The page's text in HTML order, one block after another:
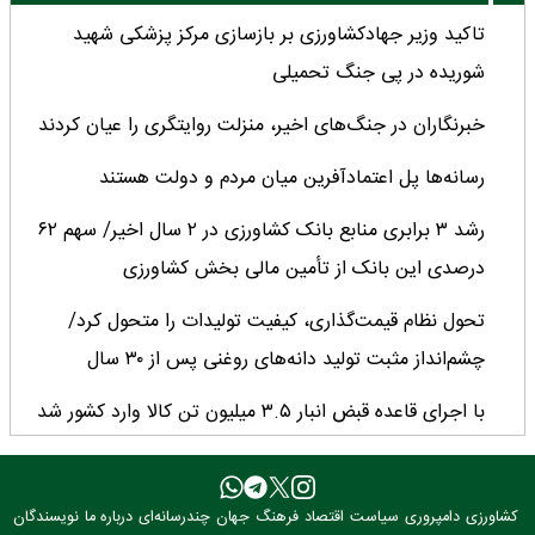
تاکید وزیر جهادکشاورزی بر بازسازی مرکز پزشکی شهید
شوریده در پی جنگ تحمیلی
خبرنگاران در جنگ‌های اخیر، منزلت روایتگری را عیان کردند
رسانه‌ها پل اعتمادآفرین میان مردم و دولت هستند
رشد ۳ برابری منابع بانک کشاورزی در ۲ سال اخیر/ سهم ۶۲
درصدی این بانک از تأمین مالی بخش کشاورزی
تحول نظام قیمت‌گذاری، کیفیت تولیدات را متحول کرد/
چشم‌انداز مثبت تولید دانه‌های روغنی پس از ۳۰ سال
با اجرای قاعده قبض انبار ۳.۵ میلیون تن کالا وارد کشور شد
میانگین عملکرد غلات ایران ۲.۷ تن در هکتار؛ فاصله معنادار با
کشورهای پیشروکشاورزی دامپروری سیاست اقتصاد فرهنگ جهان چندرسانه‌ای درباره ما نویسندگان